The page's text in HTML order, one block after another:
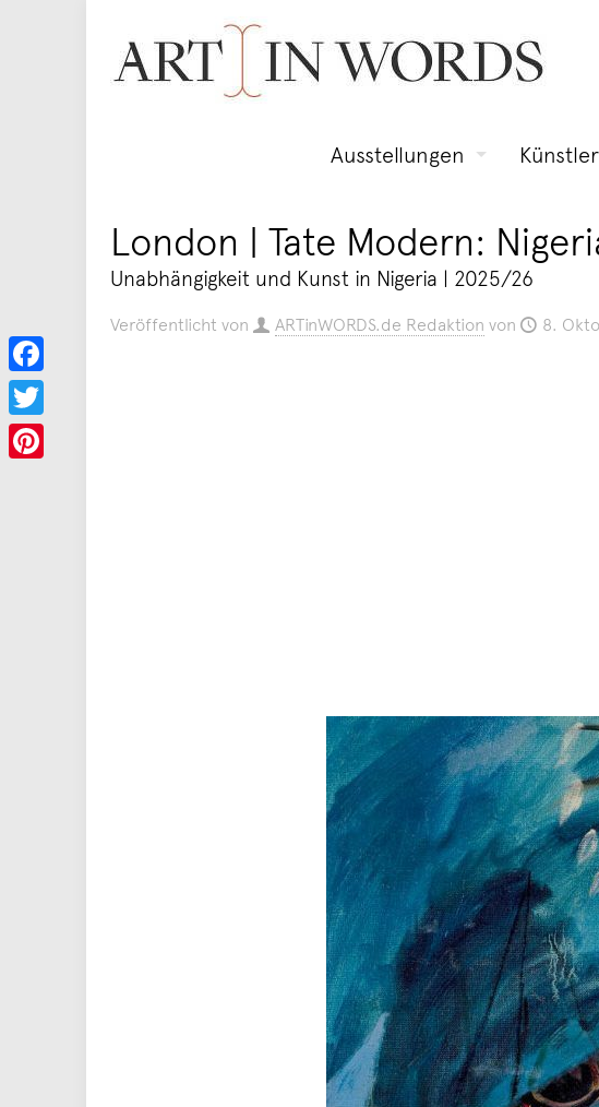
Ausstellungen
London | Tate Modern:
Unabhängigkeit und Kunst in Nigeria | 2025/26
Veröffentlicht von ARTinWORDS.de Redaktion von 8.
Facebook
Twitter